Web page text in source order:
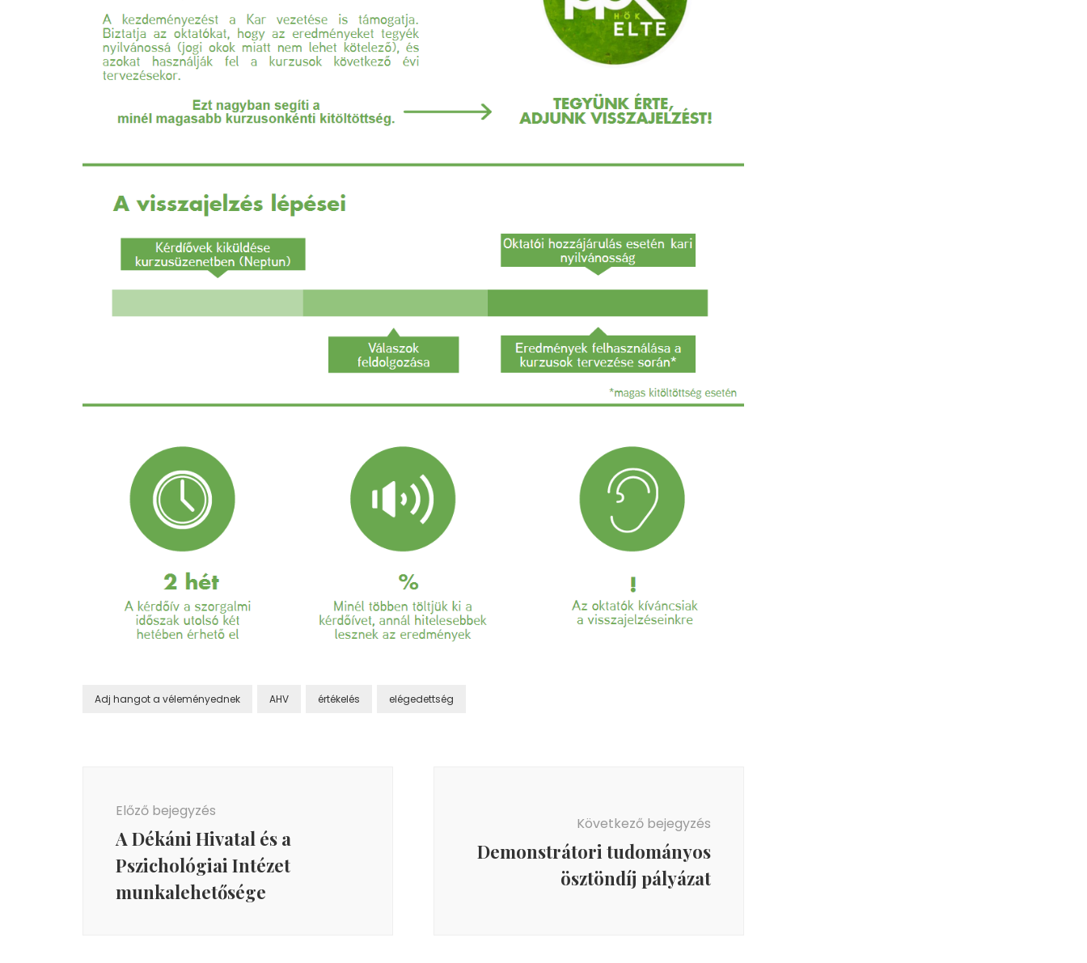
Adj hangot a véleményednek AHV értékelés elégedettség
Előző bejegyzés
A Dékáni Hivatal és a
Pszichológiai Intézet
munkalehetősége
Következő bejegyzés
Demonstrátori tudományos
ösztöndíj pályázat